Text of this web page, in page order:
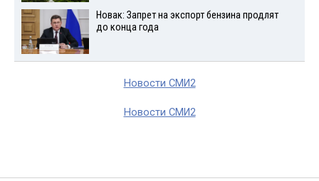
Новак: Запрет на экспорт бензина продлят
до конца года
Новости СМИ2
Новости СМИ2